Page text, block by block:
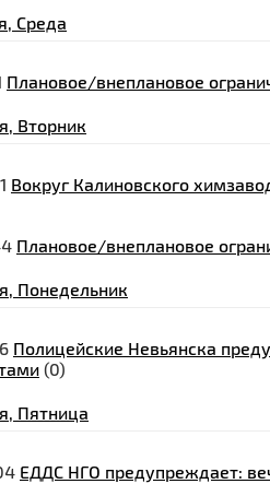
Среда
Плановое/внеплановое
Вторник
Вокруг Калиновского
Плановое/внеплановое
Понедельник
Полицейские Невьянска
(0)
Пятница
ЕДДС НГО предупреждает: